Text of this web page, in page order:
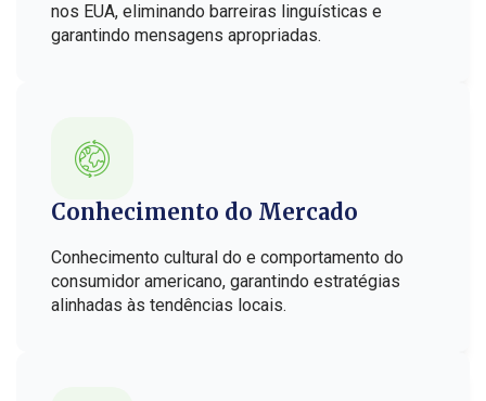
nos EUA, eliminando barreiras linguísticas e
garantindo mensagens apropriadas.
Conhecimento do Mercado
Conhecimento cultural do e comportamento do
consumidor americano, garantindo estratégias
alinhadas às tendências locais.